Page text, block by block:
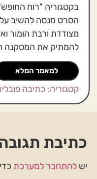
בקטגוריה "רוח
הסרט מנסה להשיב
מצודדת ורבת הומור
להמתיק את המסקנה
למאמר המלא
קטגוריה: כתיבה
כתיבת תגובה
יש להתחבר למערכת